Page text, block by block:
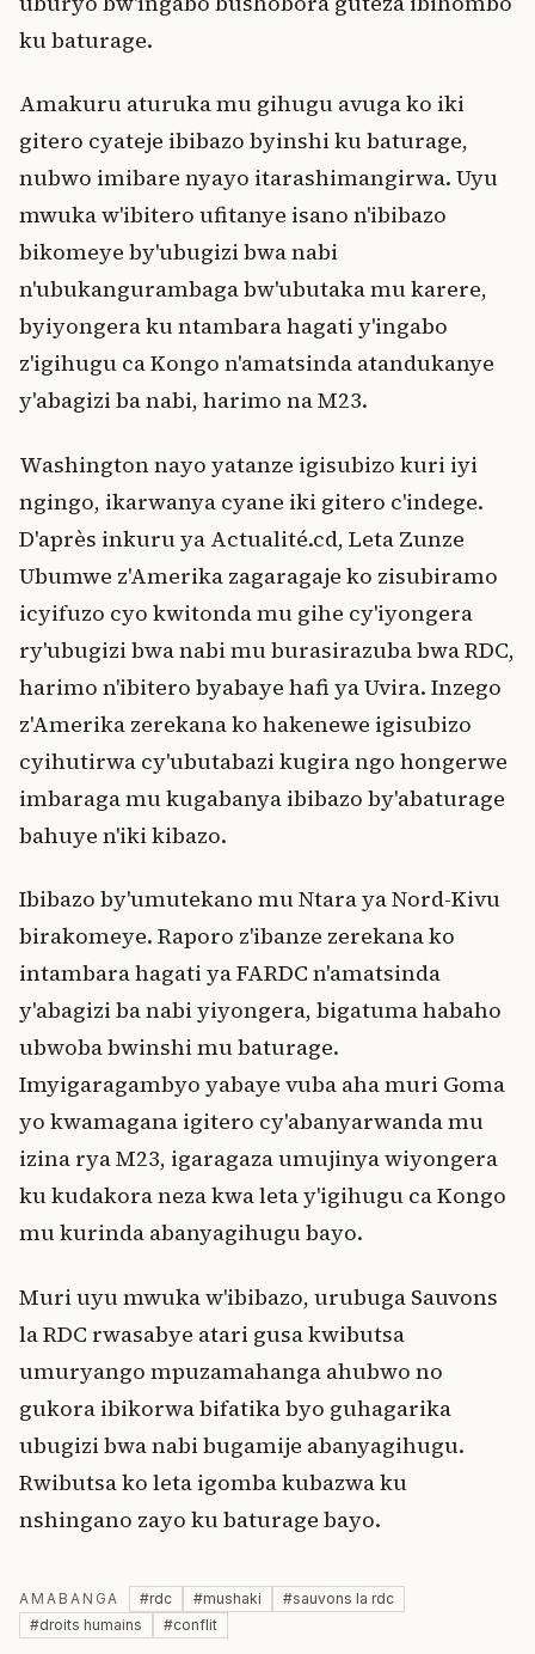
ku baturage.
Amakuru aturuka mu gihugu avuga ko iki
gitero cyateje ibibazo byinshi ku baturage,
nubwo imibare nyayo itarashimangirwa. Uyu
mwuka w'ibitero ufitanye isano n'ibibazo
bikomeye by'ubugizi bwa nabi
n'ubukangurambaga bw'ubutaka mu karere,
byiyongera ku ntambara hagati y'ingabo
z'igihugu ca Kongo n'amatsinda atandukanye
y'abagizi ba nabi, harimo na M23.
Washington nayo yatanze igisubizo kuri iyi
ngingo, ikarwanya cyane iki gitero c'indege.
D'après inkuru ya Actualité.cd, Leta Zunze
Ubumwe z'Amerika zagaragaje ko zisubiramo
icyifuzo cyo kwitonda mu gihe cy'iyongera
ry'ubugizi bwa nabi mu burasirazuba bwa RDC,
harimo n'ibitero byabaye hafi ya Uvira. Inzego
z'Amerika zerekana ko hakenewe igisubizo
cyihutirwa cy'ubutabazi kugira ngo hongerwe
imbaraga mu kugabanya ibibazo by'abaturage
bahuye n'iki kibazo.
Ibibazo by'umutekano mu Ntara ya Nord-Kivu
birakomeye. Raporo z'ibanze zerekana ko
intambara hagati ya FARDC n'amatsinda
y'abagizi ba nabi yiyongera, bigatuma habaho
ubwoba bwinshi mu baturage.
Imyigaragambyo yabaye vuba aha muri Goma
yo kwamagana igitero cy'abanyarwanda mu
izina rya M23, igaragaza umujinya wiyongera
ku kudakora neza kwa leta y'igihugu ca Kongo
mu kurinda abanyagihugu bayo.
Muri uyu mwuka w'ibibazo, urubuga Sauvons
la RDC rwasabye atari gusa kwibutsa
umuryango mpuzamahanga ahubwo no
gukora ibikorwa bifatika byo guhagarika
ubugizi bwa nabi bugamije abanyagihugu.
Rwibutsa ko leta igomba kubazwa ku
nshingano zayo ku baturage bayo.
AMABANGA #rdc #mushaki #sauvons la rdc
#droits humains #conflit